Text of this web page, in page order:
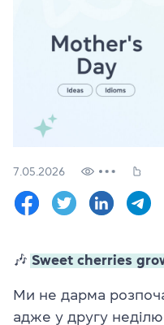
Залишити заявку
Мова сайту
(050) 580 11 00
(063) 580 11 00
м. Київ, метро Золоті
Дивитись на Google
7.05.2026
🎶 Sweet cherries
Ми не дарма
адже у другу